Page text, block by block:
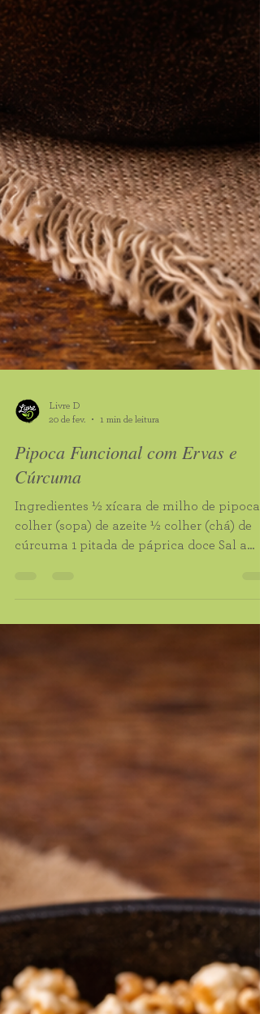
20 de fev.
1 min de leitura
Pipoca Funcional com Ervas e
Cúrcuma
Ingredientes ½ xícara de milho de pipoca
colher (sopa) de azeite ½ colher (chá) de